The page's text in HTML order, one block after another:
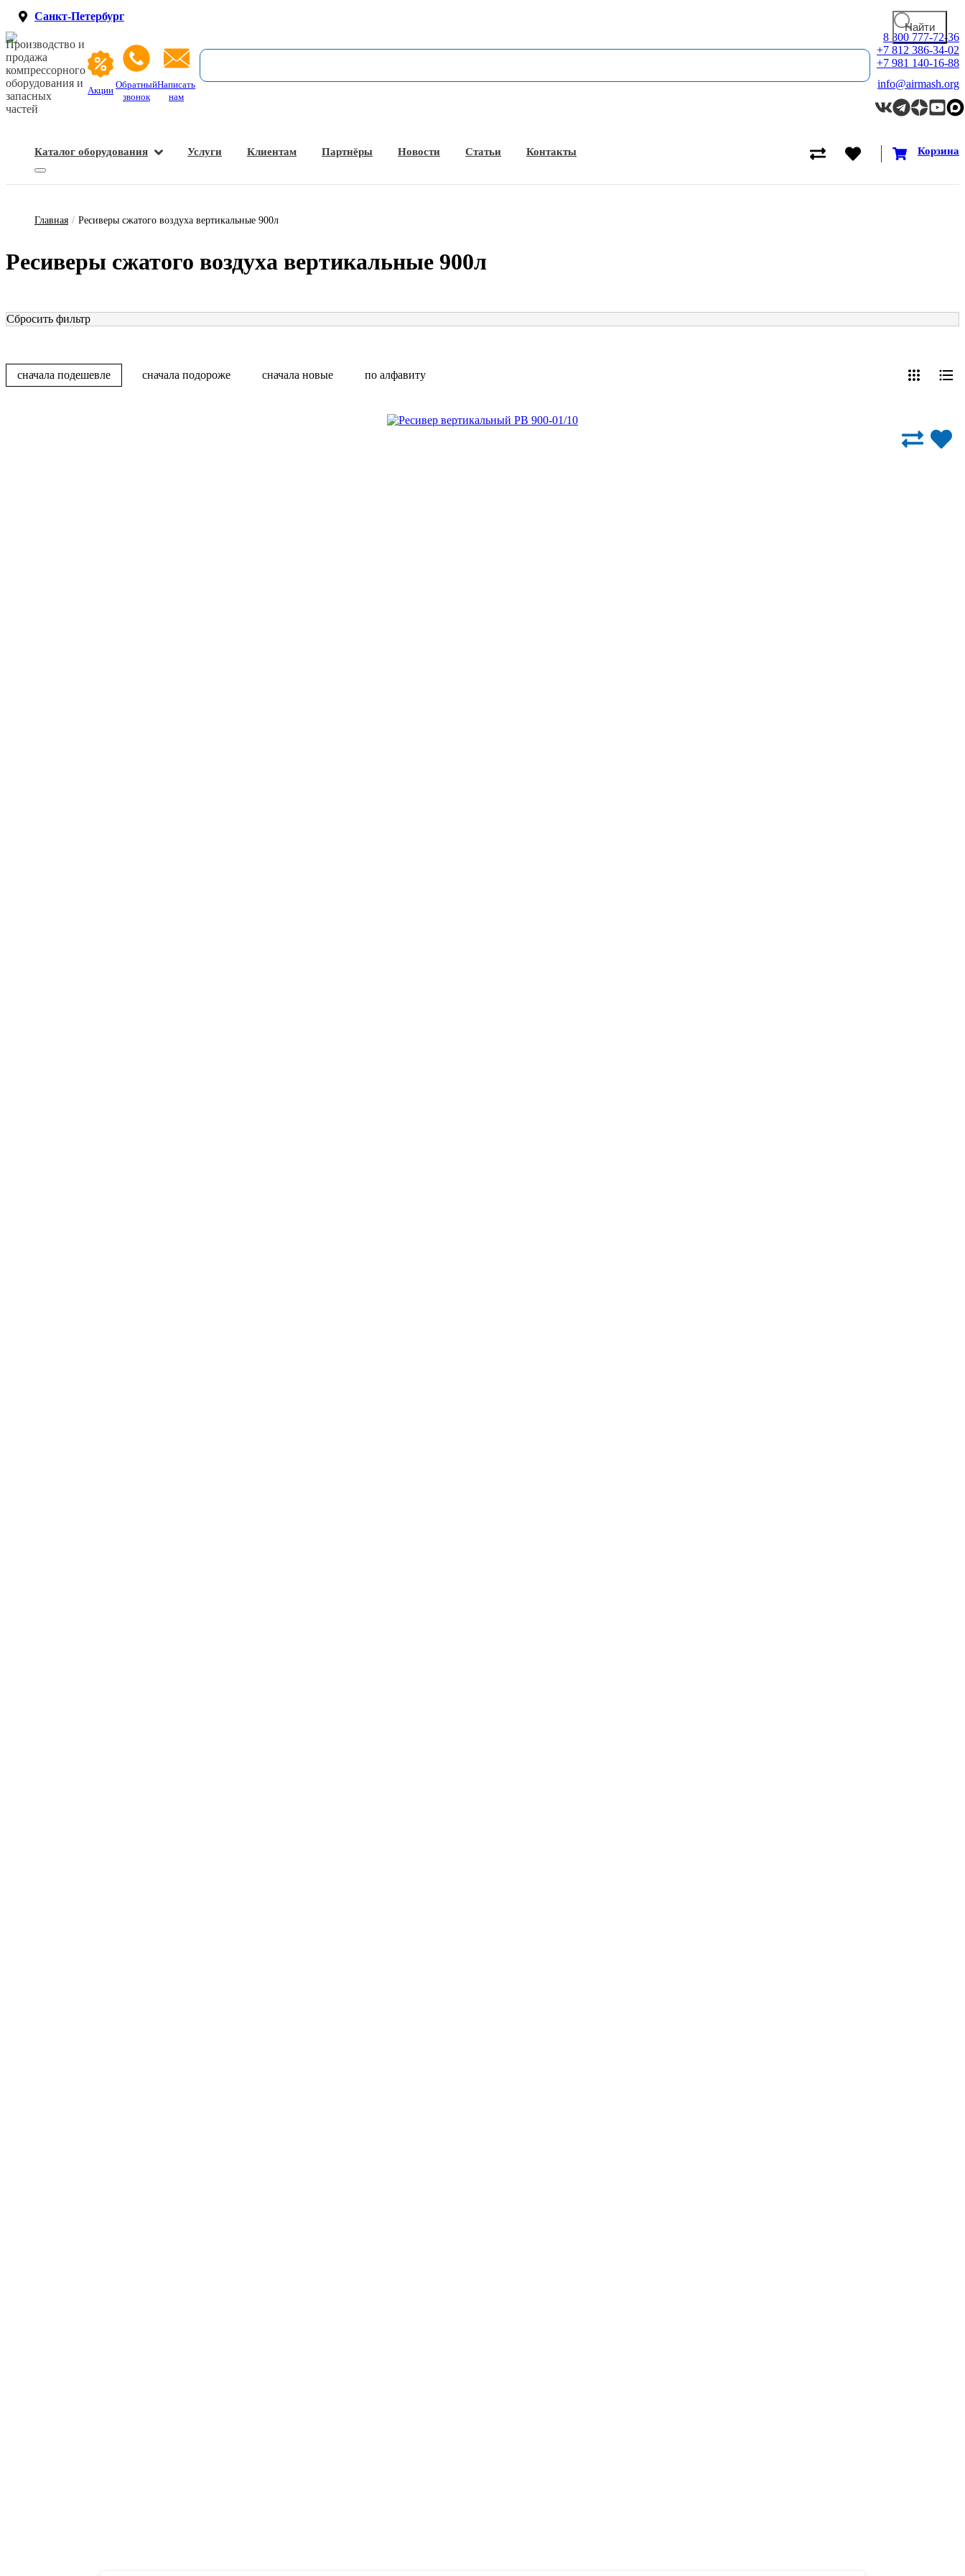
Санкт-Петербург
Производство и
продажа
компрессорного
оборудования и
запасных
частей
Акции
Обратный
звонок
Написать
нам
8 800 777-72-36
+7 812 386-34-02
+7 981 140-16-88
info@airmash.org
Каталог оборудования Услуги Клиентам Партнёры Новости Статьи Контакты Корзина
Главная / Ресиверы сжатого воздуха вертикальные 900л
Ре­си­ве­ры сжа­то­го воз­ду­ха вер­ти­каль­ные 900л
Сбросить фильтр
сначала подешевле сначала подороже сначала новые по алфавиту